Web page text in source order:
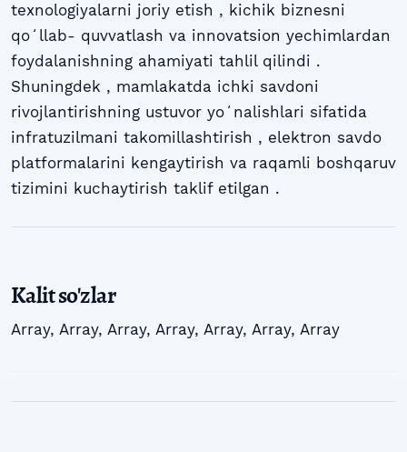
texnologiyalarni joriy etish , kichik biznesni
qoʻllab- quvvatlash va innovatsion yechimlardan
foydalanishning ahamiyati tahlil qilindi .
Shuningdek , mamlakatda ichki savdoni
rivojlantirishning ustuvor yoʻnalishlari sifatida
infratuzilmani takomillashtirish , elektron savdo
platformalarini kengaytirish va raqamli boshqaruv
tizimini kuchaytirish taklif etilgan .
Kalit so'zlar
Array, Array, Array, Array, Array, Array, Array